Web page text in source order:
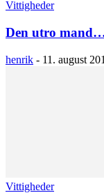
Vittigheder
Den utro
henrik - 11. august
Vittigheder